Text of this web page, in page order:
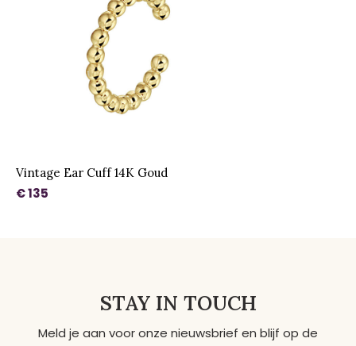
Vintage Ear Cuff 14K Goud
€ 135
STAY IN TOUCH
Meld je aan voor onze nieuwsbrief en blijf op de